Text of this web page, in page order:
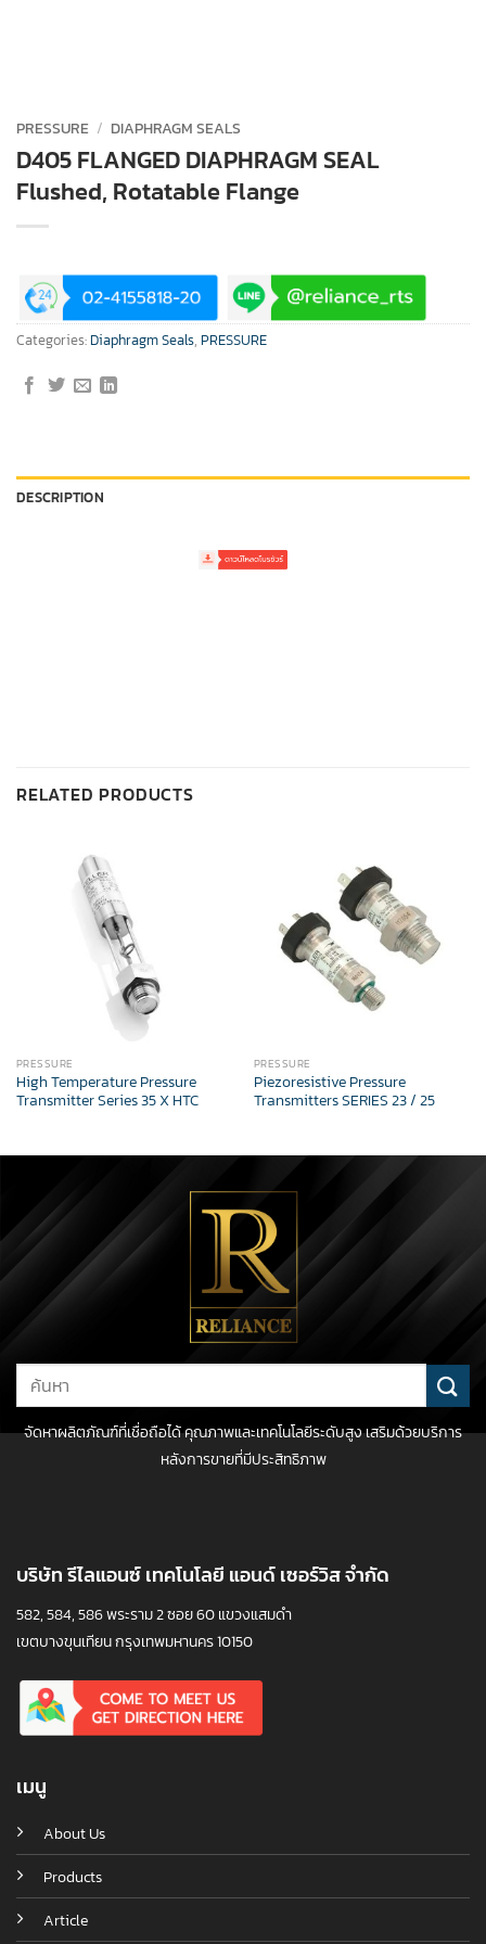
PRESSURE / DIAPHRAGM SEALS
D405 FLANGED DIAPHRAGM SEAL
Flushed, Rotatable Flange
Categories: Diaphragm Seals, PRESSURE
DESCRIPTION
RELATED PRODUCTS
PRESSURE
High Temperature Pressure
Transmitter Series 35 X HTC
PRESSURE
Piezoresistive Pressure
Transmitters SERIES 23 / 25
Search
for:
จัดหาผลิตภัณฑ์ที่เชื่อถือได้ คุณภาพและเทคโนโลยีระดับสูง เสริมด้วยบริการ
หลังการขายที่มีประสิทธิภาพ
เมนู
About Us
Products
Article
บริษัท รีไลแอนซ์ เทคโนโลยี แอนด์ เซอร์วิส จำกัด
582, 584, 586 พระราม 2 ซอย 60 แขวงแสมดำ
เขตบางขุนเทียน กรุงเทพมหานคร 10150